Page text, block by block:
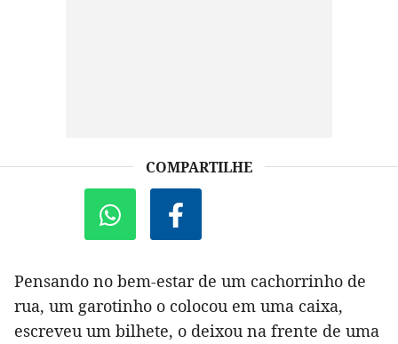
COMPARTILHE
Pensando no bem-estar de um cachorrinho de
rua, um garotinho o colocou em uma caixa,
escreveu um bilhete, o deixou na frente de uma